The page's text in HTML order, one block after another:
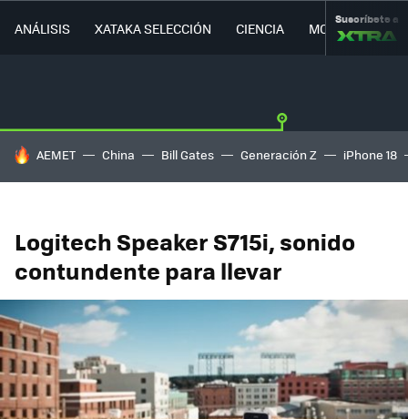
ANÁLISIS XATAKA SELECCIÓN CIENCIA MOVILIDAD
Suscríbete a
HOY SE HABLA DE
AEMET China Bill Gates Generación Z iPhone 18
Logitech Speaker S715i, sonido
contundente para llevar